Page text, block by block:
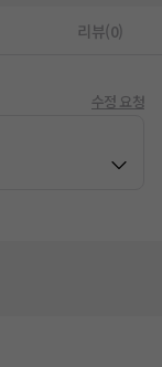
리뷰(0)
수정 요청